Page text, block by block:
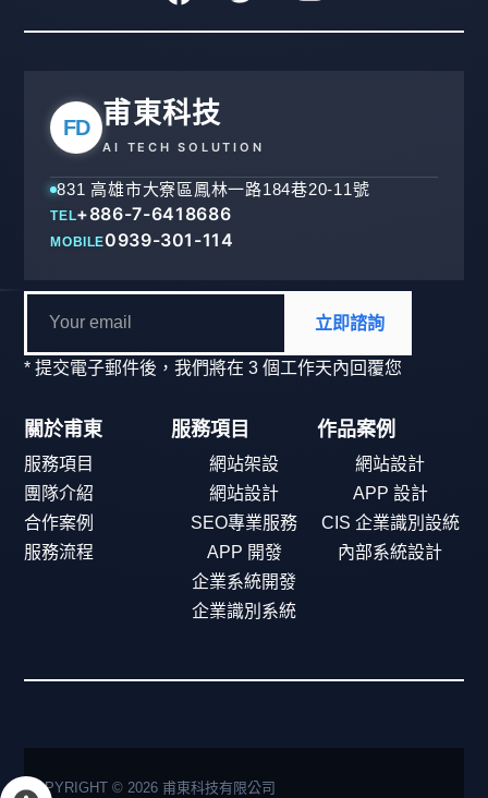
FD 甫東科技
AI TECH SOLUTION
831 高雄市大寮區鳳林一路184巷20-11號
TEL+886-7-6418686
MOBILE0939-301-114
立即諮詢
* 提交電子郵件後，我們將在 3 個工作天內回覆您
關於甫東
服務項目
團隊介紹
合作案例
服務流程
服務項目
網站架設
網站設計
SEO專業服務
APP 開發
企業系統開發
企業識別系統
作品案例
網站設計
APP 設計
CIS 企業識別設統
內部系統設計
COPYRIGHT © 2026 甫東科技有限公司